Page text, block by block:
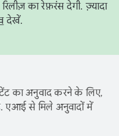
का रेफ़रंस देगी. ज़्यादा
देखें.
का अनुवाद करने के लिए,
एआई से मिले अनुवादों में